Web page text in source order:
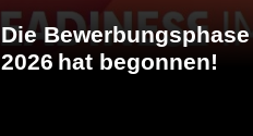
Die
2026 hat begonnen!